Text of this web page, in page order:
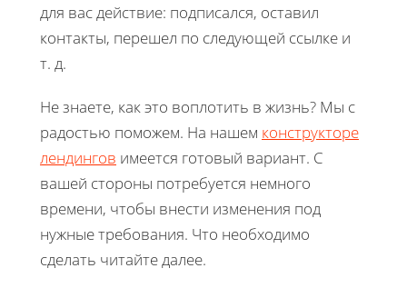
для вас действие: подписался, оставил
контакты, перешел по следующей ссылке и
т. д.
Не знаете, как это воплотить в жизнь? Мы с
радостью поможем. На нашем конструкторе
лендингов имеется готовый вариант. С
вашей стороны потребуется немного
времени, чтобы внести изменения под
нужные требования. Что необходимо
сделать читайте далее.